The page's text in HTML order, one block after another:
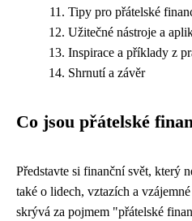
Tipy pro přátelské
Užitečné nástroje a
Inspirace a příklady z
Shrnutí a závěr
Co jsou přátelské
Představte si finanční svět, který
také o lidech, vztazích a
skrývá za pojmem "přátelské